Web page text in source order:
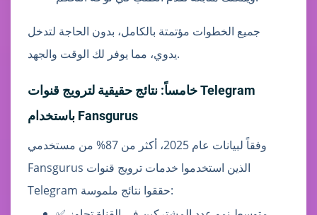
جميع الخطوات مؤتمتة بالكامل، بدون الحاجة لتدخل
يدوي، مما يوفر لك الوقت والجهد.
خامساً: نتائج حقيقية لترويج قنوات Telegram
باستخدام Fansgurus
وفقاً لبيانات عام 2025، أكثر من 87% من مستخدمي
Fansgurus الذين استخدموا خدمات ترويج قنوات
Telegram حققوا نتائج ملموسة: